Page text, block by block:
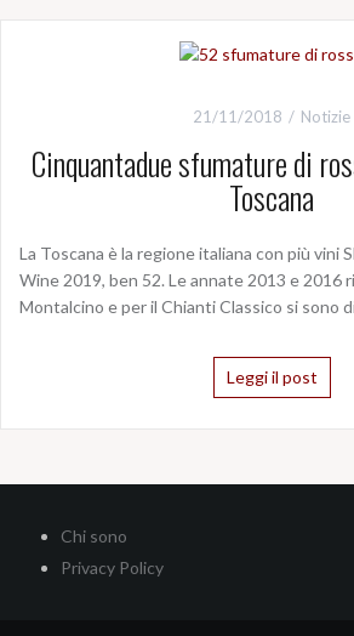
21/11/2018 Notizie
Cinquantadue sfumature di
Toscana
La Toscana è la regione italiana con più vini
Wine 2019, ben 52. Le annate 2013 e
Montalcino e per il Chianti Classico si sono
Leggi il post
Chi sono
Privacy Policy